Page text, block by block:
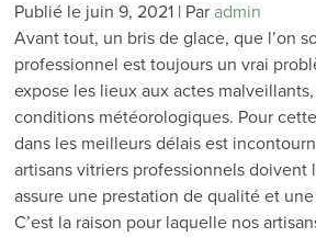
Publié le juin 9, 2021 | Par admin
Avant tout, un bris de glace, que l’on
professionnel est toujours un vrai
expose les lieux aux actes
conditions météorologiques. Pour
dans les meilleurs délais est
artisans vitriers professionnels doivent
assure une prestation de qualité et
C’est la raison pour laquelle nos